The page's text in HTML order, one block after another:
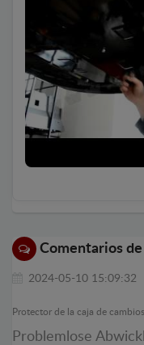
Comentarios
2024-05-10 15:09:32
Protector de la caja de cambios
Problemlose